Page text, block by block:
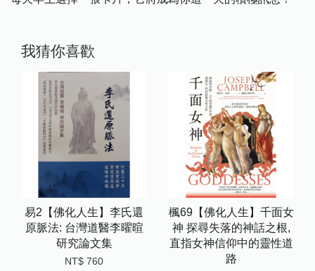
我猜你喜歡
易2【佛化人生】李氏還
原脈法: 台灣道醫李曜暄
研究論文集
NT$ 760
楓69【佛化人生】千面女
神 探尋失落的神話之根,
直指女神信仰中的靈性道
路